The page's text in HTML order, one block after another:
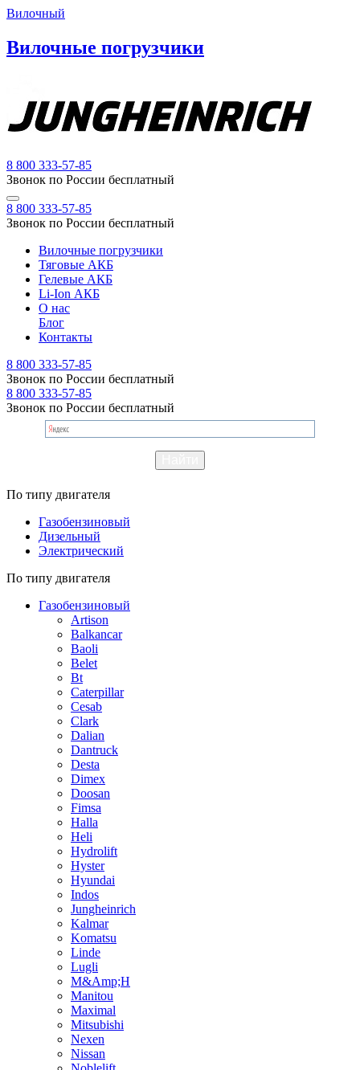
Вилочный
Вилочные погрузчики
8 800 333-57-85
Звонок по России бесплатный
8 800 333-57-85
Звонок по России бесплатный
Вилочные погрузчики
Тяговые АКБ
Гелевые АКБ
Li-Ion АКБ
О нас
Блог
Контакты
8 800 333-57-85
Звонок по России бесплатный
8 800 333-57-85
Звонок по России бесплатный
По типу двигателя
Газобензиновый
Дизельный
Электрический
По типу двигателя
Газобензиновый
Artison
Balkancar
Baoli
Belet
Bt
Caterpillar
Cesab
Clark
Dalian
Dantruck
Desta
Dimex
Doosan
Fimsa
Halla
Heli
Hydrolift
Hyster
Hyundai
Indos
Jungheinrich
Kalmar
Komatsu
Linde
Lugli
M&Amp;H
Manitou
Maximal
Mitsubishi
Nexen
Nissan